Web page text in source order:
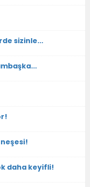
sizinle...
daha keyifli!